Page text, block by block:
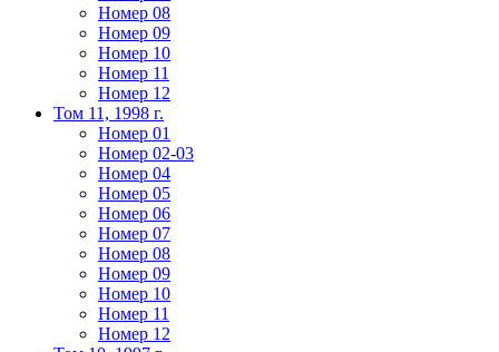
Номер 08
Номер 09
Номер 10
Номер 11
Номер 12
Том 11, 1998 г.
Номер 01
Номер 02-03
Номер 04
Номер 05
Номер 06
Номер 07
Номер 08
Номер 09
Номер 10
Номер 11
Номер 12